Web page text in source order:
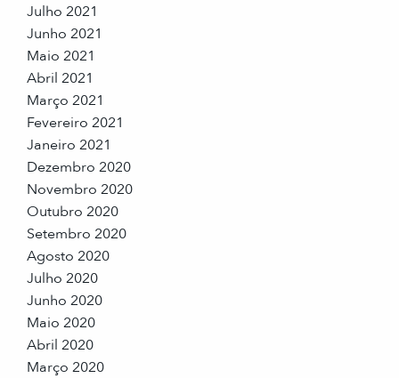
Julho 2021
Junho 2021
Maio 2021
Abril 2021
Março 2021
Fevereiro 2021
Janeiro 2021
Dezembro 2020
Novembro 2020
Outubro 2020
Setembro 2020
Agosto 2020
Julho 2020
Junho 2020
Maio 2020
Abril 2020
Março 2020